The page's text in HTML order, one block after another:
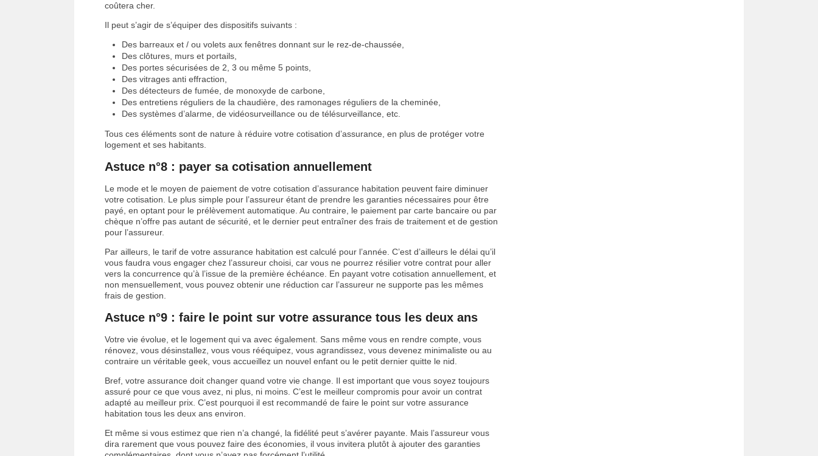
coûtera cher.
Il peut s’agir de s’équiper des dispositifs suivants :
Des barreaux et / ou volets aux fenêtres donnant sur le rez-de-chaussée,
Des clôtures, murs et portails,
Des portes sécurisées de 2, 3 ou même 5 points,
Des vitrages anti effraction,
Des détecteurs de fumée, de monoxyde de carbone,
Des entretiens réguliers de la chaudière, des ramonages réguliers de la cheminée,
Des systèmes d’alarme, de vidéosurveillance ou de télésurveillance, etc.
Tous ces éléments sont de nature à réduire votre cotisation d’assurance, en plus de protéger votre
logement et ses habitants.
Astuce n°8 : payer sa cotisation annuellement
Le mode et le moyen de paiement de votre cotisation d’assurance habitation peuvent faire diminuer
votre cotisation. Le plus simple pour l’assureur étant de prendre les garanties nécessaires pour être
payé, en optant pour le prélèvement automatique. Au contraire, le paiement par carte bancaire ou par
chèque n’offre pas autant de sécurité, et le dernier peut entraîner des frais de traitement et de gestion
pour l’assureur.
Par ailleurs, le tarif de votre assurance habitation est calculé pour l’année. C’est d’ailleurs le délai qu’il
vous faudra vous engager chez l’assureur choisi, car vous ne pourrez résilier votre contrat pour aller
vers la concurrence qu’à l’issue de la première échéance. En payant votre cotisation annuellement, et
non mensuellement, vous pouvez obtenir une réduction car l’assureur ne supporte pas les mêmes
frais de gestion.
Astuce n°9 : faire le point sur votre assurance tous les deux ans
Votre vie évolue, et le logement qui va avec également. Sans même vous en rendre compte, vous
rénovez, vous désinstallez, vous vous rééquipez, vous agrandissez, vous devenez minimaliste ou au
contraire un véritable geek, vous accueillez un nouvel enfant ou le petit dernier quitte le nid.
Bref, votre assurance doit changer quand votre vie change. Il est important que vous soyez toujours
assuré pour ce que vous avez, ni plus, ni moins. C’est le meilleur compromis pour avoir un contrat
adapté au meilleur prix. C’est pourquoi il est recommandé de faire le point sur votre assurance
habitation tous les deux ans environ.
Et même si vous estimez que rien n’a changé, la fidélité peut s’avérer payante. Mais l’assureur vous
dira rarement que vous pouvez faire des économies, il vous invitera plutôt à ajouter des garanties